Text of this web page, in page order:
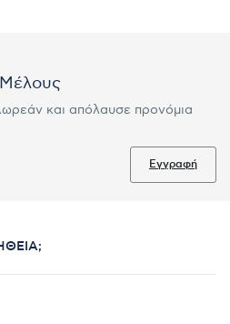
και απόλαυσε προνόμια
Εγγραφή